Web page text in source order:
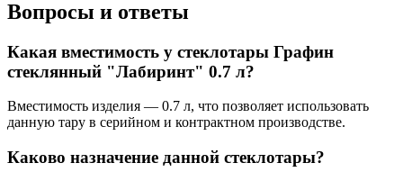
Вопросы и ответы
Какая вместимость у стеклотары Графин
стеклянный "Лабиринт" 0.7 л?
Вместимость изделия — 0.7 л, что позволяет использовать
данную тару в серийном и контрактном производстве.
Каково назначение данной стеклотары?